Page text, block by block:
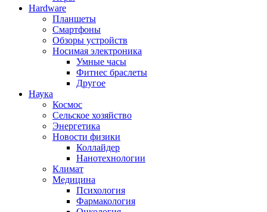
Hardware
Планшеты
Смартфоны
Обзоры устройств
Носимая электроника
Умные часы
Фитнес браслеты
Другое
Наука
Космос
Сельское хозяйство
Энергетика
Новости физики
Коллайдер
Нанотехнологии
Климат
Медицина
Психология
Фармакология